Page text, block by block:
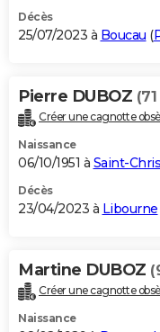
Décès
25/07/2023 à Boucau (
Pierre DUBOZ
Créer une cagnotte
Naissance
06/10/1951 à Saint-
Décès
23/04/2023 à Libourne
Martine DUBOZ
Créer une cagnotte
Naissance